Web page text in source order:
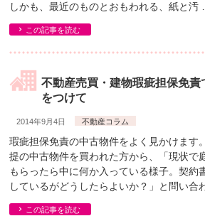
しかも、最近のものとおもわれる、紙と汚
この記事を読む
不動産売買・建物瑕疵担保免
をつけて
2014年9月4日 不動産コラム
瑕疵担保免責の中古物件をよく見かけます
提の中古物件を買われた方から、「現状で
もらったら中に何か入っている様子。契約
しているがどうしたらよいか？」と問い合
この記事を読む